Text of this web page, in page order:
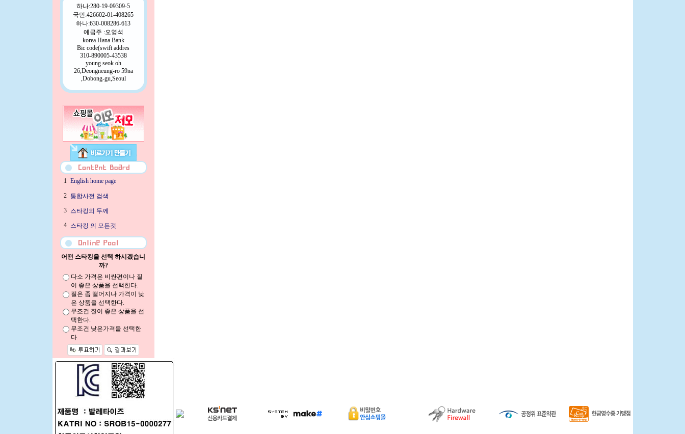
하나:280-19-09309-5
국민:426602-01-408265
하나:630-008286-613
예금주 :오영석
korea Hana Bank
Bic code(swift addres
310-890005-43538
young seok oh
26,Deongneung-ro 59na
,Dobong-gu,Seoul
1 English home page
2
통합사전 검색
3
스타킹의 두께
4
스타킹 의 모든것
어떤 스타킹을 선택 하시겠습니
까?
다소 가격은 비싼편이나 질
이 좋은 상품을 선택한다.
질은 좀 떨어지나 가격이 낮
은 상품을 선택한다.
무조건 질이 좋은 상품을 선
택한다.
무조건 낮은가격을 선택한
다.